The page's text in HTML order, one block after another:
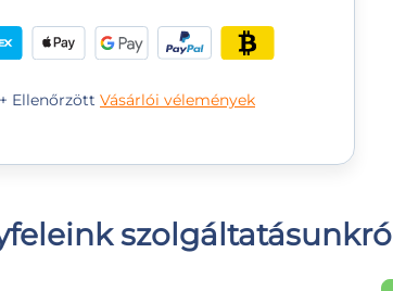
Ellenőrzött Vásárlói vélemények
szolgáltatásunkról